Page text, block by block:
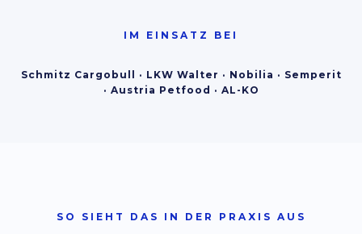
IM EINSATZ BEI
Schmitz Cargobull · LKW Walter · Nobilia · Semperit
· Austria Petfood · AL-KO
SO SIEHT DAS IN DER PRAXIS AUS